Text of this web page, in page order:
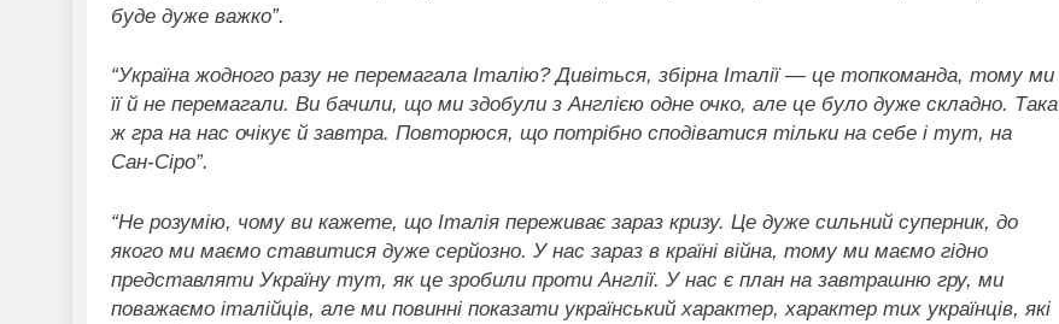
буде дуже важко”.
“Україна жодного разу не перемагала Італію? Дивіться, збірна Італії — це топкоманда, тому ми
її й не перемагали. Ви бачили, що ми здобули з Англією одне очко, але це було дуже складно. Така
ж гра на нас очікує й завтра. Повторюся, що потрібно сподіватися тільки на себе і тут, на
Сан-Сіро”.
“Не розумію, чому ви кажете, що Італія переживає зараз кризу. Це дуже сильний суперник, до
якого ми маємо ставитися дуже серйозно. У нас зараз в країні війна, тому ми маємо гідно
представляти Україну тут, як це зробили проти Англії. У нас є план на завтрашню гру, ми
поважаємо італійців, але ми повинні показати український характер, характер тих українців, які